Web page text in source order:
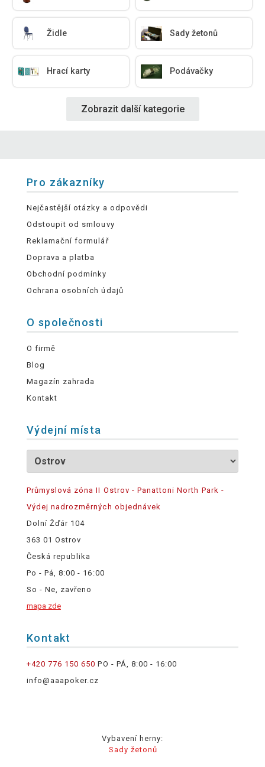
Židle Sady žetonů
Hrací karty Podávačky
Zobrazit další kategorie
Pro zákazníky
Nejčastější otázky a odpovědi
Odstoupit od smlouvy
Reklamační formulář
Doprava a platba
Obchodní podmínky
Ochrana osobních údajů
O společnosti
O firmě
Blog
Magazín zahrada
Kontakt
Výdejní místa
Průmyslová zóna II Ostrov - Panattoni North Park -
Výdej nadrozměrných objednávek
Dolní Žďár 104
363 01 Ostrov
Česká republika
Po - Pá, 8:00 - 16:00
So - Ne, zavřeno
mapa zde
Kontakt
+420 776 150 650 PO - PÁ, 8:00 - 16:00
info@aaapoker.cz
Vybavení herny:
Sady žetonů